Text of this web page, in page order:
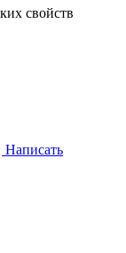
свойств
Написать